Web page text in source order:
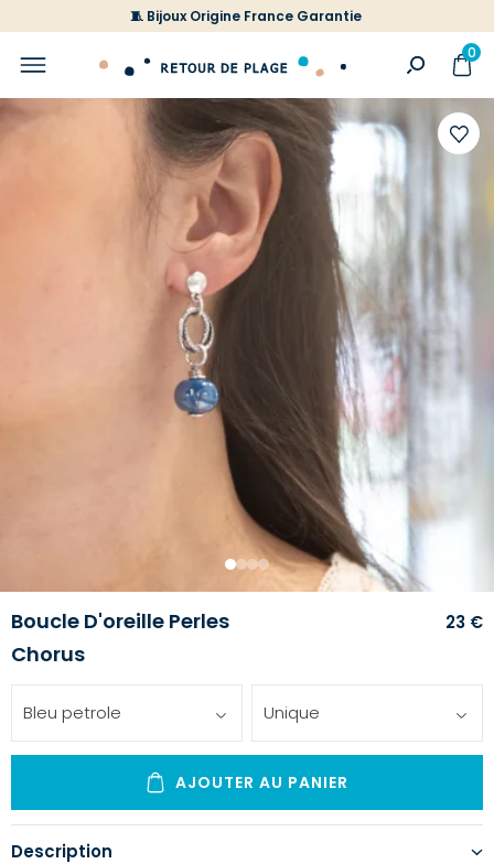
🧵 Bijoux Origine France Garantie
0
votre
liste
1 234
Boucle D'oreille Perles
Chorus
23 €
Bleu petrole Unique
AJOUTER AU PANIER
Description